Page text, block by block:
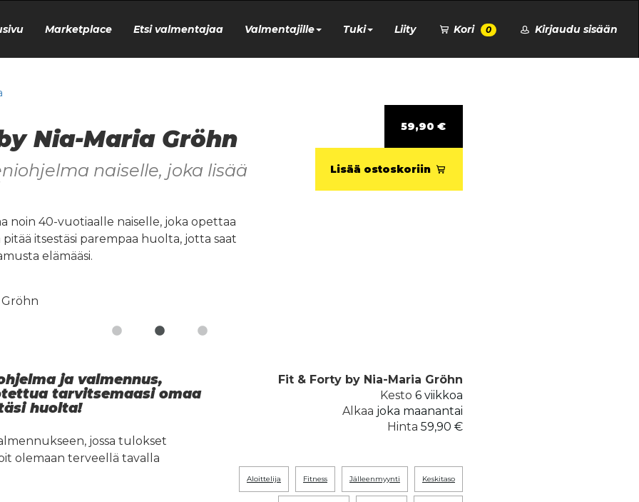
Marketplace Etsi valmentajaa Valmentajille Tuki Liity Kori 0 Kirjaudu sisään
Nia-Maria Gröhn
naiselle, joka lisää
noin 40-vuotiaalle naiselle, joka opettaa
itsestäsi parempaa huolta, jotta saat
elämääsi.
59,90 €
Lisää ostoskoriin
ja valmennus,
tarvitsemaasi omaa
huolta!
jossa tulokset
olemaan terveellä tavalla
Fit & Forty by Nia-Maria Gröhn
Kesto 6 viikkoa
Alkaa joka maanantai
Hinta 59,90 €
aloittelija fitness jälleenmyynti keskitaso